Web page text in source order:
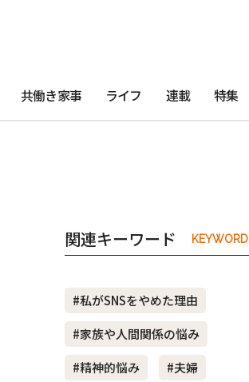
共働き家事 ライフ 連載 特集
関連キーワード KEYWORD
#私がSNSをやめた理由
#家族や人間関係の悩み
#精神的悩み
#夫婦